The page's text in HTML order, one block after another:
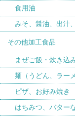
食用油
みそ、醤油、出汁
その他加工食品
まぜご飯・炊き込
麺（うどん、ラー
ピザ、お好み焼き
はちみつ、バター